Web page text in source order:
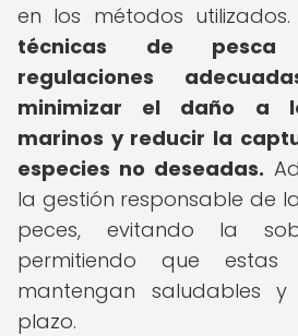
en los métodos utilizados.
técnicas de pesca
regulaciones
minimizar el daño a
marinos y reducir la
especies no deseadas.
la gestión responsable de
peces, evitando la
permitiendo que estas
mantengan saludables
plazo.